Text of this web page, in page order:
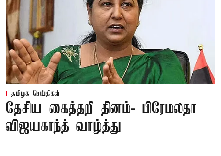
தமிழக செய்திகள்
தேசிய கைத்தறி தினம்- பிரேமலதா
விஜயகாந்த் வாழ்த்து